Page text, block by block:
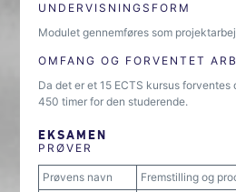
UNDERVISNINGSFORM
Modulet gennemføres som
OMFANG OG FORVENTET
Da det er et 15 ECTS kursus forventes
450 timer for den studerende.
EKSAMEN
PRØVER
Prøvens navn
Fremstilling og